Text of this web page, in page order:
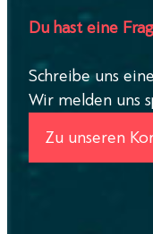
Du hast eine
Schreibe uns
Wir melden uns
Zu unseren